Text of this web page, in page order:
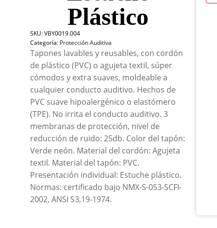
Plástico
SKU:VBY0019.004
Categoría: Protección Auditiva
Tapones lavables y reusables, con cordón
de plástico (PVC) o agujeta textil, súper
cómodos y extra suaves, moldeable a
cualquier conducto auditivo. Hechos de
PVC suave hipoalergénico o elastómero
(TPE). No irrita el conducto auditivo. 3
membranas de protección, nivel de
reducción de ruido: 25db. Color del tapón:
Verde neón. Material del cordón: Agujeta
textil. Material del tapón: PVC.
Presentación individual: Estuche plástico.
Normas: certificado bajo NMX-S-053-SCFI-
2002, ANSI S3,19-1974.